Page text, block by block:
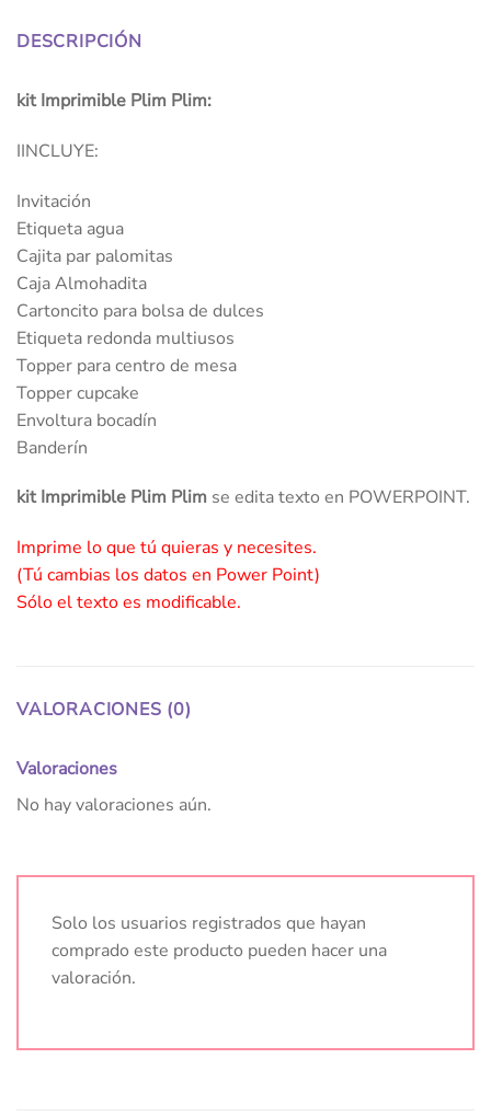
DESCRIPCIÓN
kit Imprimible Plim Plim:
IINCLUYE:
Invitación
Etiqueta agua
Cajita par palomitas
Caja Almohadita
Cartoncito para bolsa de dulces
Etiqueta redonda multiusos
Topper para centro de mesa
Topper cupcake
Envoltura bocadín
Banderín
kit Imprimible Plim Plim se edita texto en POWERPOINT.
Imprime lo que tú quieras y necesites.
(Tú cambias los datos en Power Point)
Sólo el texto es modificable.
VALORACIONES (0)
Valoraciones
No hay valoraciones aún.
Solo los usuarios registrados que hayan
comprado este producto pueden hacer una
valoración.